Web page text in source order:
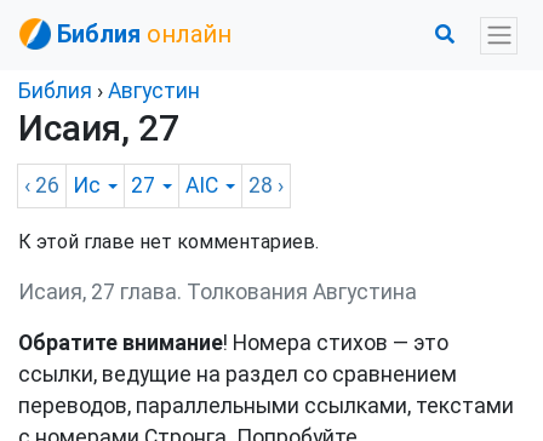
Библия онлайн
Библия › Августин
Исаия, 27
‹ 26 Ис 27 AIC 28 ›
К этой главе нет комментариев.
Исаия, 27 глава. Толкования Августина
Обратите внимание! Номера стихов — это
ссылки, ведущие на раздел со сравнением
переводов, параллельными ссылками, текстами